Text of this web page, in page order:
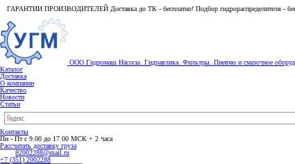
ГАРАНТИИ ПРОИЗВОДИТЕЛЕЙ Доставка до ТК - бесплатно! Подбор гидрораспределителя -
ООО Гидромаш Насосы. Гидравлика. Фильтры. Пневмо и смазочное
Каталог
Доставка
О компании
Качество
Новости
Статьи
Контакты
Пн - Пт с 9.00 до 17.00 МСК + 2 часа
Рассчитать доставку груза
82002288@mail.ru
+7 (351) 2002288